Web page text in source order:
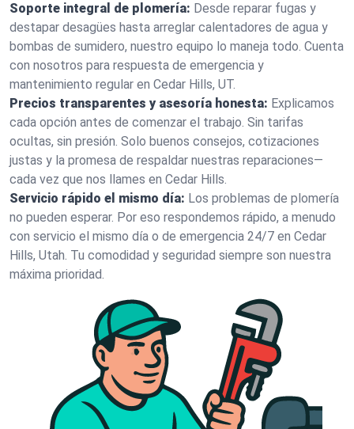
Soporte integral de plomería: Desde reparar fugas y
destapar desagües hasta arreglar calentadores de agua y
bombas de sumidero, nuestro equipo lo maneja todo. Cuenta
con nosotros para respuesta de emergencia y
mantenimiento regular en Cedar Hills, UT.
Precios transparentes y asesoría honesta: Explicamos
cada opción antes de comenzar el trabajo. Sin tarifas
ocultas, sin presión. Solo buenos consejos, cotizaciones
justas y la promesa de respaldar nuestras reparaciones—
cada vez que nos llames en Cedar Hills.
Servicio rápido el mismo día: Los problemas de plomería
no pueden esperar. Por eso respondemos rápido, a menudo
con servicio el mismo día o de emergencia 24/7 en Cedar
Hills, Utah. Tu comodidad y seguridad siempre son nuestra
máxima prioridad.